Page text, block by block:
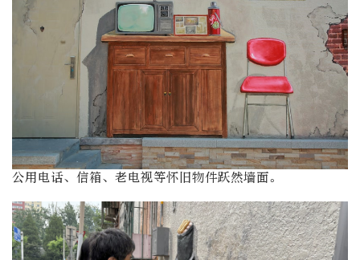
公用电话、信箱、老电视等怀旧物件跃然墙面。